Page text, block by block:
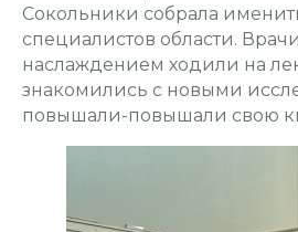
Сокольники собрала
специалистов области.
наслаждением ходили на
знакомились с новыми
повышали-повышали свою